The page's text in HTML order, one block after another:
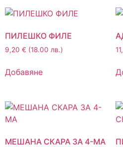
ПИЛЕШКО ФИЛЕ
9,20 € (18.00 лв.)
Добавяне
МЕШАНА СКАРА ЗА 4-МА